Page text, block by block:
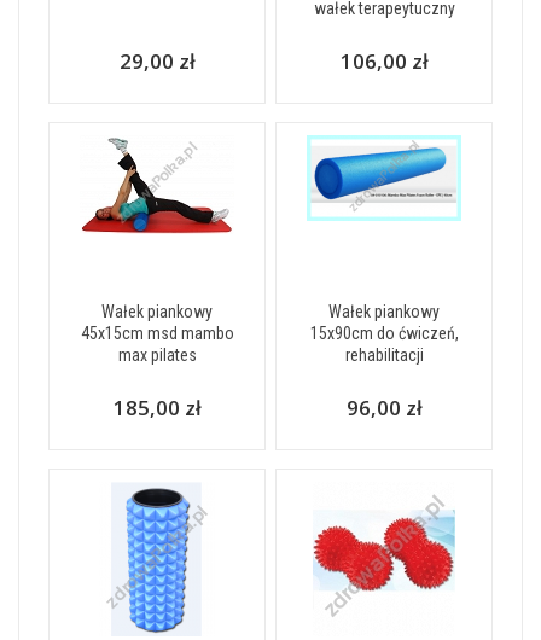
29,00 zł
wałek terapeytuczny
106,00 zł
Wałek piankowy
45x15cm msd mambo
max pilates
185,00 zł
Wałek piankowy
15x90cm do ćwiczeń,
rehabilitacji
96,00 zł